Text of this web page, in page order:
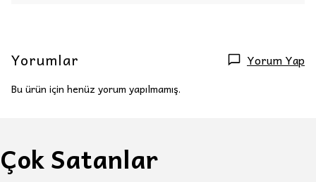
Yorumlar Yorum Yap
Bu ürün için henüz yorum yapılmamış.
Çok Satanlar